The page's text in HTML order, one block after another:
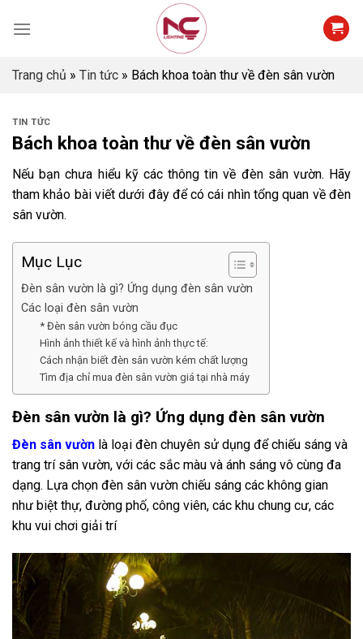
Trang chủ » Tin tức » Bách khoa toàn thư về đèn sân vườn
TIN TỨC
Bách khoa toàn thư về đèn sân vườn
Nếu bạn chưa hiểu kỹ các thông tin về đèn sân vườn. Hãy
tham khảo bài viết dưới đây để có cái nhìn tổng quan về đèn
sân vườn.
Mục Lục
Đèn sân vườn là gì? Ứng dụng đèn sân vườn
Các loại đèn sân vườn
* Đèn sân vườn bóng cầu đục
Hình ảnh thiết kế và hình ảnh thực tế:
Cách nhận biết đèn sân vườn kém chất lượng
Tìm địa chỉ mua đèn sân vườn giá tại nhà máy
Đèn sân vườn là gì? Ứng dụng đèn sân vườn
Đèn sân vườn là loại đèn chuyên sử dụng để chiếu sáng và
trang trí sân vườn, với các sắc màu và ánh sáng vô cùng đa
dạng. Lựa chọn đèn sân vườn chiếu sáng các không gian
như biệt thự, đường phố, công viên, các khu chung cư, các
khu vui chơi giải trí